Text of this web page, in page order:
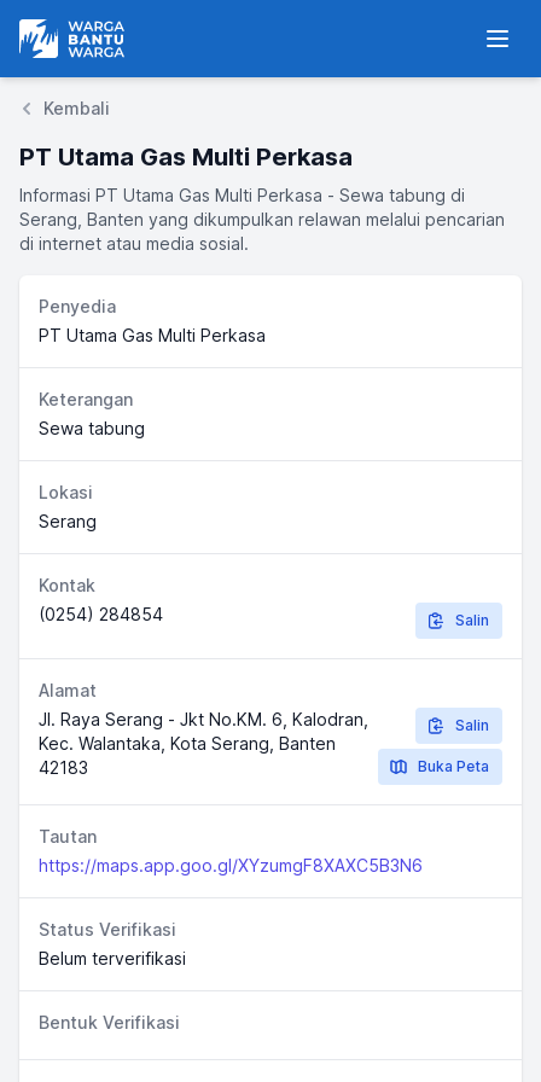
Warga Bantu Warga
Kembali
PT Utama Gas Multi Perkasa
Informasi PT Utama Gas Multi Perkasa - Sewa tabung di
Serang, Banten yang dikumpulkan relawan melalui pencarian
di internet atau media sosial.
Penyedia
PT Utama Gas Multi Perkasa
Keterangan
Sewa tabung
Lokasi
Serang
Kontak
(0254) 284854
Salin
Alamat
Jl. Raya Serang - Jkt No.KM. 6, Kalodran,
Kec. Walantaka, Kota Serang, Banten
42183
Salin
Buka Peta
Tautan
https://maps.app.goo.gl/XYzumgF8XAXC5B3N6
Status Verifikasi
Belum terverifikasi
Bentuk Verifikasi